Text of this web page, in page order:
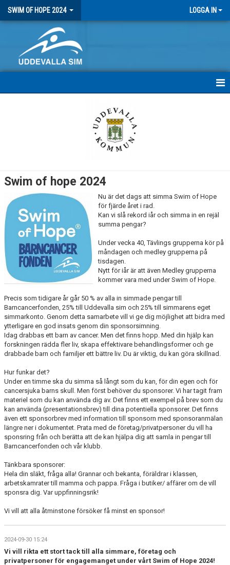
SWIM OF HOPE 2024 LOGGA IN
Swim of hope 2024
Nu är det dags att simma Swim of Hope
för fjärde året i rad.
Kan vi slå rekord iår och simma in en rejäl
summa pengar?
Under vecka 40, Tävlings grupperna kör på
måndagen och medley grupperna på
tisdagen.
Nytt för iår är att även Medley grupperna
kommer vara med under Swim of Hope.
Precis som tidigare år går 50 % av alla in simmade pengar till
Barncancerfonden, 25% till Uddevalla sim och 25% till simmarens eget
simmarkonto. Genom detta samarbete vill vi ge dig möjlighet att bidra med
ytterligare en god insats genom din sponsorsimning.
Idag drabbas ett barn av cancer. Men det finns hopp. Med din hjälp kan
forskningen rädda fler liv, skapa effektivare behandlingsformer och ge
drabbade barn och familjer ett bättre liv. Du är viktig, du kan göra skillnad.
Hur funkar det?
Under en timme ska du simma så långt som du kan, för din egen och för
cancersjuka barns skull. Men först behöver du sponsorer. Vi har tagit fram
materiel som du kan använda dig av. Det finns ett exempel på brev som du
kan använda (presentationsbrev) till dina potentiella sponsorer. Det finns
även ett sponsorbrev med information till sponsorn med sponsoranmälan
längre ner i dokumentet. Prata med de företag/privatpersoner du vill ha
sponsring från och berätta att de kan hjälpa dig att samla in pengar till
Barncancerfonden och vår klubb.
Tänkbara sponsorer:
Hela din släkt, fråga alla! Grannar och bekanta, föräldrar i klassen,
arbetskamrater till mamma och pappa. Fråga i butiker/ affärer om de vill
sponsra dig. Var uppfinningsrik!
Vi vill att alla åtminstone försöker få minst en sponsor!
2024-09-30 15:24
Vi vill rikta ett stort tack till alla simmare, företag och
privatpersoner för engagemanget under vårt Swim of Hope 2024!